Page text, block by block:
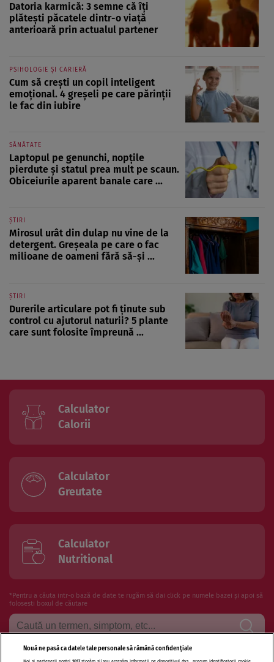
Datoria karmică: 3 semne că îți
plătești păcatele dintr-o viață
anterioară prin actualul partener
PSIHOLOGIE ȘI CARIERĂ
Cum să crești un copil inteligent
emoțional. 4 greșeli pe care părinții
le fac din iubire
SĂNĂTATE
Laptopul pe genunchi, nopțile
pierdute și statul prea mult pe scaun.
Obiceiurile aparent banale care ...
ȘTIRI
Mirosul urât din dulap nu vine de la
detergent. Greșeala pe care o fac
milioane de oameni fără să-și ...
ȘTIRI
Durerile articulare pot fi ținute sub
control cu ajutorul naturii? 5 plante
care sunt folosite împreună ...
Calculator
Calorii
Calculator
Greutate
Calculator
Nutritional
*Pentru a căuta intr-o bază de date te rugăm să dai click pe numele bazei și apoi să
folosesti boxul de căutare
Nouă ne pasă ca datele tale personale să rămână confidențiale
Noi și partenerii noștri 1017stocăm și/sau accesăm informații pe dispozitivul dvs., precum identificatorii cookie